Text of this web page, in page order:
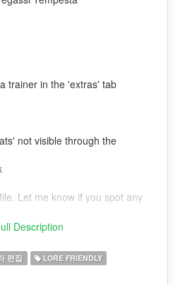
trainer in the 'extras' tab
not visible through the
Let me know if you spot any
Description
편집 LORE FRIENDLY